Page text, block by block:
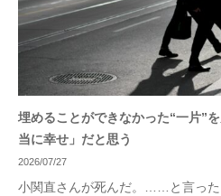
埋めることができなかった“一片”
当に幸せ」だと思う
2026/07/27
小関直さんが死んだ。……と言った